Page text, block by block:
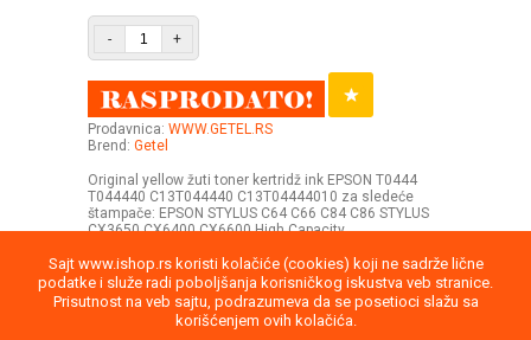
Sajt www.ishop.rs koristi kolačiće (cookies) koji ne sadrže lične
podatke i služe radi poboljšanja korisničkog iskustva veb stranice.
Prisutnost na veb sajtu, podrazumeva da se posetioci slažu sa
korišćenjem ovih kolačića.
- +
Prodavnica: WWW.GETEL.RS
Brend: Getel
Original yellow žuti toner kertridž ink EPSON T0444
T044440 C13T044440 C13T04444010 za sledeće
štampače: EPSON STYLUS C64 C66 C84 C86 STYLUS
CX3650 CX6400 CX6600 High Capacity